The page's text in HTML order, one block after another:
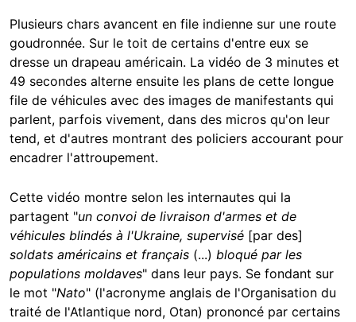
Plusieurs chars avancent en file indienne sur une route
goudronnée. Sur le toit de certains d'entre eux se
dresse un drapeau américain. La vidéo de 3 minutes et
49 secondes alterne ensuite les plans de cette longue
file de véhicules avec des images de manifestants qui
parlent, parfois vivement, dans des micros qu'on leur
tend, et d'autres montrant des policiers accourant pour
encadrer l'attroupement.
Cette vidéo montre selon les internautes qui la
partagent "un convoi de livraison d'armes et de
véhicules blindés à l'Ukraine, supervisé [par des]
soldats américains et français (...) bloqué par les
populations moldaves" dans leur pays. Se fondant sur
le mot "Nato" (l'acronyme anglais de l'Organisation du
traité de l'Atlantique nord, Otan) prononcé par certains